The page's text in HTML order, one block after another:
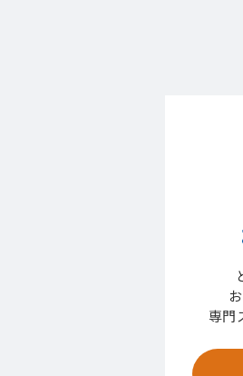
専門